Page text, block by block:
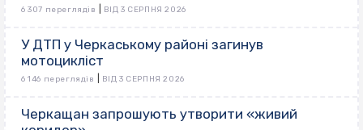
6 307 переглядів ВІД 3 СЕРПНЯ 2026
У ДТП у Черкаському районі загинув
мотоцикліст
6 146 переглядів ВІД 3 СЕРПНЯ 2026
Черкащан запрошують утворити «живий